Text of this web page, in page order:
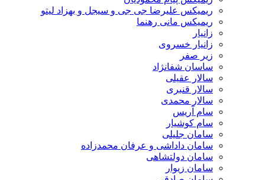
ریمیکس علیرضا جی جی و سیجل و بهزاد لیتو
ریمیکس مانی رهنما
زانیار
زانیار خسروی
زیر صفر
ساسان شفانژاد
سالار عقیلی
سالار قنبری
سالار محمدی
سام آریس
سام کوشیار
سامان جلیلی
سامان داداشی و عرفان محمدزاده
سامان دولتشاهی
سامان زیوار